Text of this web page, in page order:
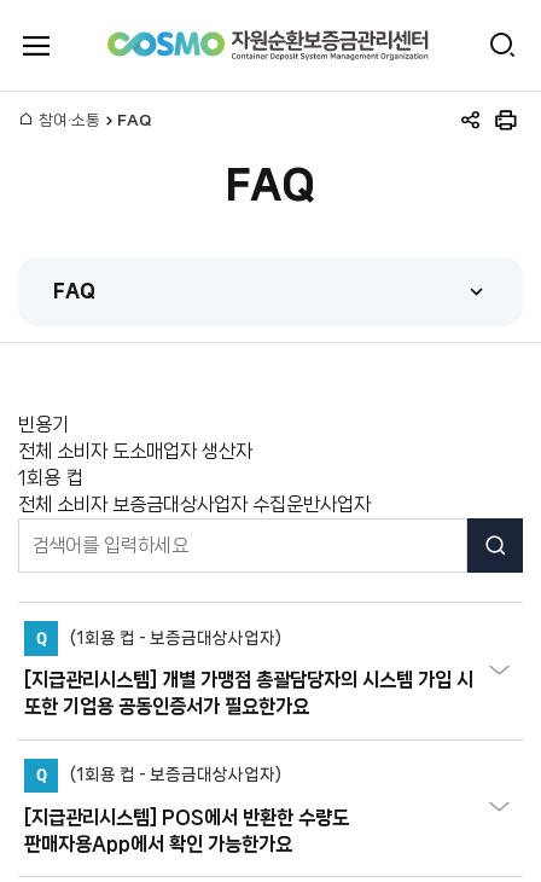
자
관
리
센
터
전
체
메
뉴
검
FAQ
FAQ
관련법규
시스템매뉴얼
홈
참여·소통 FAQ
공
인
FAQ
빈
용
기
빈용기
전체
소비자 도소매업자 생산자
1
회
1회용 컵
전체
소비자 보증금대상사업자 수집운반사업자
Q (1회용 컵 - 보증금대상사업자)
[지급관리시스템] 개별 가맹점 총괄담당자의 시스템 가입 시
또한 기업용 공동인증서가 필요한가요
Q (1회용 컵 - 보증금대상사업자)
[지급관리시스템] POS에서 반환한 수량도
판매자용App에서 확인 가능한가요